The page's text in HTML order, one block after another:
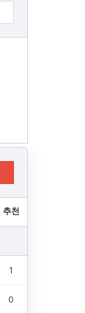
추천
1
0